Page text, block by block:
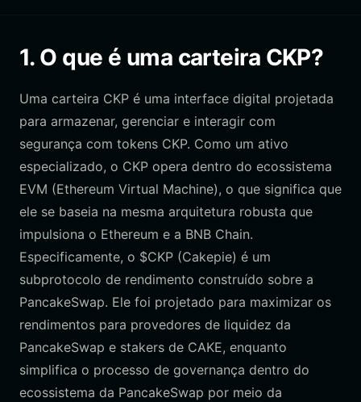
1. O que é uma carteira CKP?
Uma carteira CKP é uma interface digital projetada
para armazenar, gerenciar e interagir com
segurança com tokens CKP. Como um ativo
especializado, o CKP opera dentro do ecossistema
EVM (Ethereum Virtual Machine), o que significa que
ele se baseia na mesma arquitetura robusta que
impulsiona o Ethereum e a BNB Chain.
Especificamente, o $CKP (Cakepie) é um
subprotocolo de rendimento construído sobre a
PancakeSwap. Ele foi projetado para maximizar os
rendimentos para provedores de liquidez da
PancakeSwap e stakers de CAKE, enquanto
simplifica o processo de governança dentro do
ecossistema da PancakeSwap por meio da